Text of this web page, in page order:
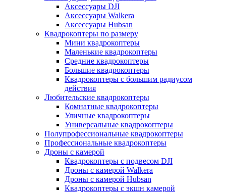
Аксессуары DJI
Аксессуары Walkera
Аксессуары Hubsan
Квадрокоптеры по размеру
Мини квадрокоптеры
Маленькие квадрокоптеры
Средние квадрокоптеры
Большие квадрокоптеры
Квадрокоптеры с большим радиусом
действия
Любительские квадрокоптеры
Комнатные квадрокоптеры
Уличные квадрокоптеры
Универсальные квадрокоптеры
Полупрофессиональные квадрокоптеры
Профессиональные квадрокоптеры
Дроны с камерой
Квадрокоптеры с подвесом DJI
Дроны с камерой Walkera
Дроны с камерой Hubsan
Квадрокоптеры с экшн камерой